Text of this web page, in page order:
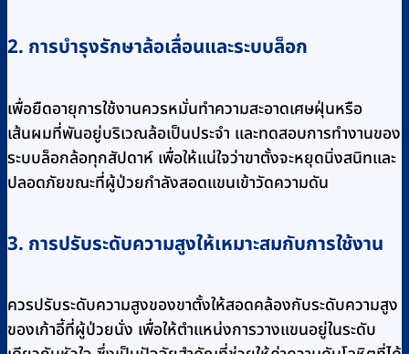
2. การบำรุงรักษาล้อเลื่อนและระบบล็อก
เพื่อยืดอายุการใช้งานควรหมั่นทำความสะอาดเศษฝุ่นหรือ
เส้นผมที่พันอยู่บริเวณล้อเป็นประจำ และทดสอบการทำงานของ
ระบบล็อกล้อทุกสัปดาห์ เพื่อให้แน่ใจว่าขาตั้งจะหยุดนิ่งสนิทและ
ปลอดภัยขณะที่ผู้ป่วยกำลังสอดแขนเข้าวัดความดัน
3. การปรับระดับความสูงให้เหมาะสมกับการใช้งาน
ควรปรับระดับความสูงของขาตั้งให้สอดคล้องกับระดับความสูง
ของเก้าอี้ที่ผู้ป่วยนั่ง เพื่อให้ตำแหน่งการวางแขนอยู่ในระดับ